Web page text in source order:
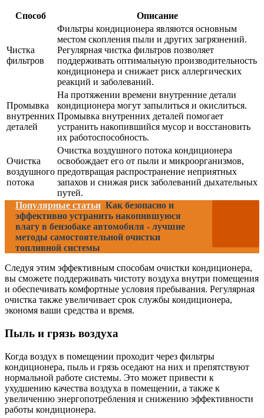
Способ Описание
Чистка
фильтров
Фильтры кондиционера являются основным
местом скопления пыли и других загрязнений.
Регулярная чистка фильтров позволяет
поддерживать оптимальную производительность
кондиционера и снижает риск аллергических
реакций и заболеваний.
Промывка
внутренних
деталей
На протяжении времени внутренние детали
кондиционера могут запылиться и окислиться.
Промывка внутренних деталей помогает
устранить накопившийся мусор и восстановить
их работоспособность.
Очистка
воздушного
потока
Очистка воздушного потока кондиционера
освобождает его от пыли и микроорганизмов,
предотвращая распространение неприятных
запахов и снижая риск заболеваний дыхательных
путей.
Популярные статьи Как безопасно и
эффективно устранить накопившуюся
влагу в бензобаке автомобиля - лучшие
методы самостоятельной очистки
топливной системы
Следуя этим эффективным способам очистки кондиционера,
вы сможете поддерживать чистоту воздуха внутри помещения
и обеспечивать комфортные условия пребывания. Регулярная
очистка также увеличивает срок службы кондиционера,
экономя ваши средства и время.
Пыль и грязь воздуха
Когда воздух в помещении проходит через фильтры
кондиционера, пыль и грязь оседают на них и препятствуют
нормальной работе системы. Это может привести к
ухудшению качества воздуха в помещении, а также к
увеличению энергопотребления и снижению эффективности
работы кондиционера.